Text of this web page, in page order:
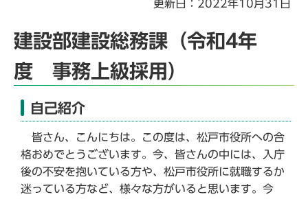
更新日：2022年10月31日
建設部建設総務課（令和4年
度 事務上級採用）
自己紹介
皆さん、こんにちは。この度は、松戸市役所への合
格おめでとうございます。今、皆さんの中には、入庁
後の不安を抱いている方や、松戸市役所に就職するか
迷っている方など、様々な方がいると思います。今